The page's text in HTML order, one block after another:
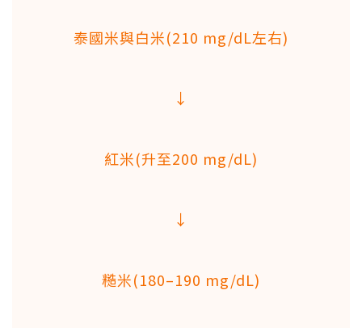
泰國米與白米(210 mg/dL左右)
↓
紅米(升至200 mg/dL)
↓
糙米(180–190 mg/dL)